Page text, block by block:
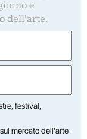
e
dell'arte.
festival,
mercato dell'arte